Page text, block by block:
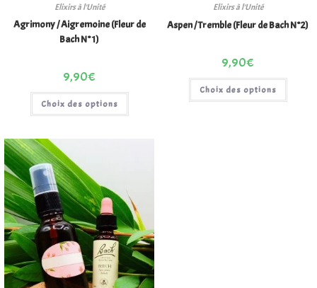
Elixirs à l'Unité
Agrimony / Aigremoine (Fleur de
Bach N°1)
9,90€
Choix des options
Elixirs à l'Unité
Aspen / Tremble (Fleur de Bach N°2)
9,90€
Choix des options